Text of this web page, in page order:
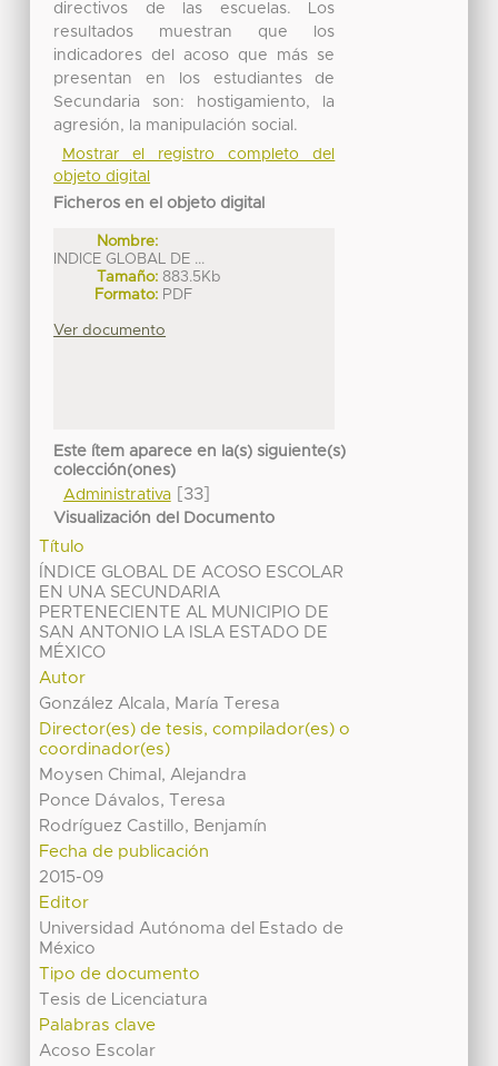
directivos de las escuelas. Los
resultados muestran que los
indicadores del acoso que más se
presentan en los estudiantes de
Secundaria son: hostigamiento, la
agresión, la manipulación social.
Mostrar el registro completo del
objeto digital
Ficheros en el objeto digital
Nombre:
INDICE GLOBAL DE ...
Tamaño: 883.5Kb
Formato: PDF
Ver documento
Este ítem aparece en la(s) siguiente(s)
colección(ones)
Administrativa[33]
Visualización del Documento
Título
ÍNDICE GLOBAL DE ACOSO ESCOLAR
EN UNA SECUNDARIA
PERTENECIENTE AL MUNICIPIO DE
SAN ANTONIO LA ISLA ESTADO DE
MÉXICO
Autor
González Alcala, María Teresa
Director(es) de tesis, compilador(es) o
coordinador(es)
Moysen Chimal, Alejandra
Ponce Dávalos, Teresa
Rodríguez Castillo, Benjamín
Fecha de publicación
2015-09
Editor
Universidad Autónoma del Estado de
México
Tipo de documento
Tesis de Licenciatura
Palabras clave
Acoso Escolar